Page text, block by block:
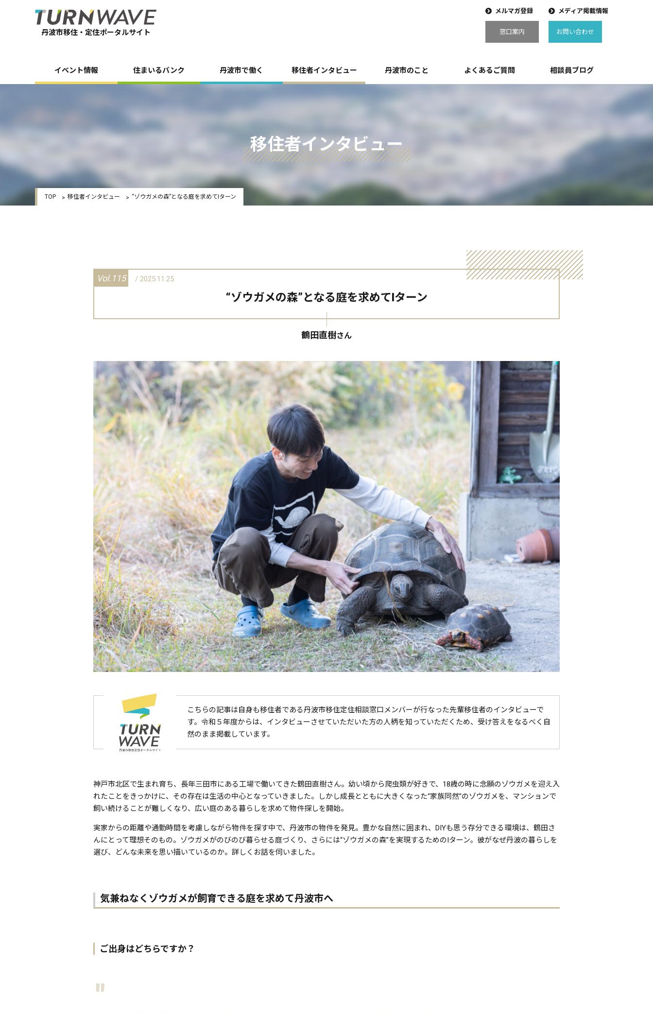
丹波市移住・定住ポータルサイト
メルマガ登録
窓口案内
メディア掲載情報
お問い合わせ
イベント情報 住まいるバンク 丹波市で働く 移住者インタビュー 丹波市のこと よくあるご質問 相談員ブログ
移住者インタビュー
TOP 移住者インタビュー “ゾウガメの森”となる庭を求めてIターン
Vol.115 / 2025.11.25
“ゾウガメの森”となる庭を求めてIターン
鶴田直樹さん
こちらの記事は自身も移住者である丹波市移住定住相談窓口メンバーが行なった先輩移住者のインタビューで
す。令和５年度からは、インタビューさせていただいた方の人柄を知っていただくため、受け答えをなるべく自
然のまま掲載しています。
神戸市北区で生まれ育ち、長年三田市にある工場で働いてきた鶴田直樹さん。幼い頃から爬虫類が好きで、18歳の時に念願のゾウガメを迎え入
れたことをきっかけに、その存在は生活の中心となっていきました。しかし成長とともに大きくなった“家族同然”のゾウガメを、マンションで
飼い続けることが難しくなり、広い庭のある暮らしを求めて物件探しを開始。
実家からの距離や通勤時間を考慮しながら物件を探す中で、丹波市の物件を発見。豊かな自然に囲まれ、DIYも思う存分できる環境は、鶴田さ
んにとって理想そのもの。ゾウガメがのびのび暮らせる庭づくり、さらには“ゾウガメの森”を実現するためのIターン。彼がなぜ丹波の暮らしを
選び、どんな未来を思い描いているのか。詳しくお話を伺いました。
気兼ねなくゾウガメが飼育できる庭を求めて丹波市へ
ご出身はどちらですか？